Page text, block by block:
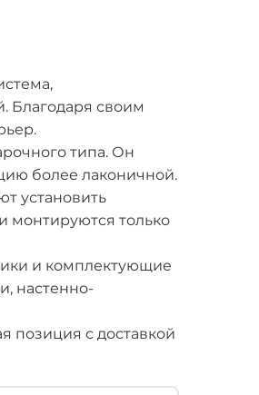
Благодаря своим
типа. Он
более лаконичной.
установить
монтируются только
и комплектующие
настенно-
позиция с доставкой